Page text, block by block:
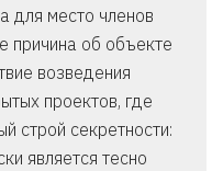
для место членов
причина об объекте
возведения
проектов, где
строй секретности:
является тесно